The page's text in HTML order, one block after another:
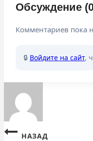
Обсуждение
Комментариев пока
🔒 Войдите на сайт,
Навигация
НАЗАД